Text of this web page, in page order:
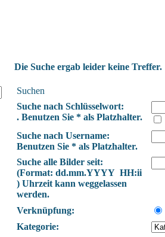
Die Suche ergab leider keine Treffer.
Suchen
Suche nach Schlüsselwort:
. Benutzen Sie * als Platzhalter.
Suche nach Username:
Benutzen Sie * als Platzhalter.
Suche alle Bilder seit:
(Format: dd.mm.YYYY HH:ii
) Uhrzeit kann weggelassen
werden.
Verknüpfung:
Kategorie: